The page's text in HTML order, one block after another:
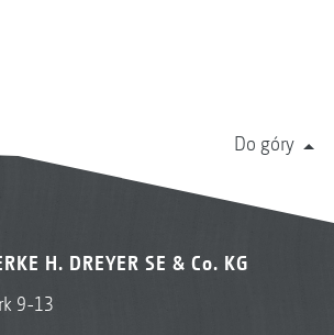
Do góry
H. DREYER SE & Co. KG
9-13